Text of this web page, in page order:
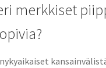
merkkiset